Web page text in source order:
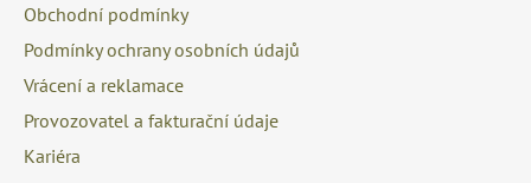
ý
i
s
Obchodní podmínky
Podmínky ochrany osobních údajů
Vrácení a reklamace
Provozovatel a fakturační údaje
Kariéra